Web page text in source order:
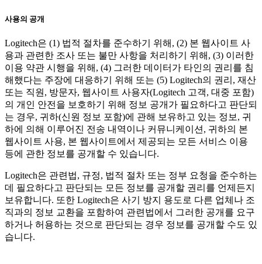
사용의 공개
Logitech은 (1) 법적 절차를 준수하기 위해, (2) 본 웹사이트 사
용과 관련한 조사 또는 불만 사항을 처리하기 위해, (3) 이러한
이용 약관 시행을 위해, (4) 그러한 데이터가 타인의 권리를 침
해했다는 주장에 대응하기 위해 또는 (5) Logitech의 권리, 재산
또는 직원, 방문자, 웹사이트 사용자(Logitech 고객, 대중 포함)
의 개인 안전을 보호하기 위해 정보 공개가 필요하다고 판단되
는 경우, 귀하(신원 정보 포함)에 관해 보유하고 있는 정보, 귀
하에 의해 이루어진 전송 내역이나 커뮤니케이션, 귀하의 본
웹사이트 사용, 본 웹사이트에서 제공되는 모든 서비스 이용
등에 관한 정보를 공개할 수 있습니다.
Logitech은 관련법, 규정, 법적 절차 또는 정부 요청을 준수하는
데 필요하다고 판단되는 모든 정보를 공개할 권리를 언제든지
보유합니다. 또한 Logitech은 사기 방지 용도로 다른 업체나 조
직과의 정보 교환을 포함하여 관련법에서 그러한 공개를 요구
하거나 허용하는 것으로 판단되는 경우 정보를 공개할 수도 있
습니다.